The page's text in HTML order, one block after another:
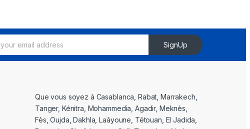
SignUp
Que vous soyez à Casablanca, Rabat, Marrakech,
Tanger, Kénitra, Mohammedia, Agadir, Meknès,
Fès, Oujda, Dakhla, Laâyoune, Tétouan, El Jadida,